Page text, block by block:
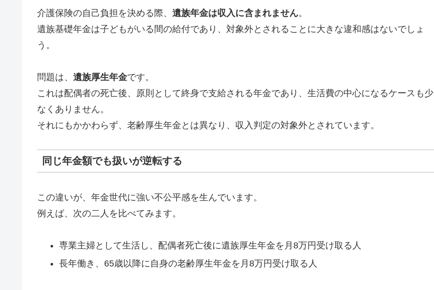
介護保険の自己負担を決める際、 遺族年金は収入に含まれません。
遺族基礎年金は子どもがいる間の給付であり、対象外とされることに大きな違和感はないでしょ
う。
問題は、 遺族厚生年金です。
これは配偶者の死亡後、原則として終身で支給される年金であり、生活費の中心になるケースも少
なくありません。
それにもかかわらず、老齢厚生年金とは異なり、収入判定の対象外とされています。
同じ年金額でも扱いが逆転する
この違いが、年金世代に強い不公平感を生んでいます。
例えば、次の二人を比べてみます。
専業主婦として生活し、配偶者死亡後に遺族厚生年金を月8万円受け取る人
長年働き、65歳以降に自身の老齢厚生年金を月8万円受け取る人